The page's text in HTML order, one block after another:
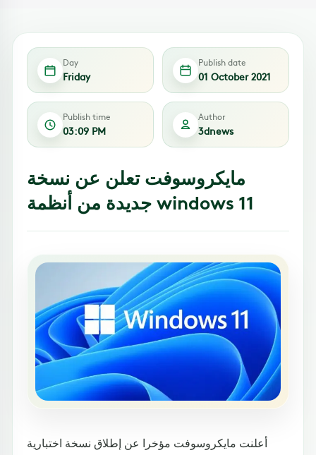
Day
Friday
Publish date
01 October 2021
Publish time
03:09 PM
Author
3dnews
مايكروسوفت تعلن عن نسخة
جديدة من أنظمة windows 11
أعلنت مايكروسوفت مؤخرا عن إطلاق نسخة اختبارية